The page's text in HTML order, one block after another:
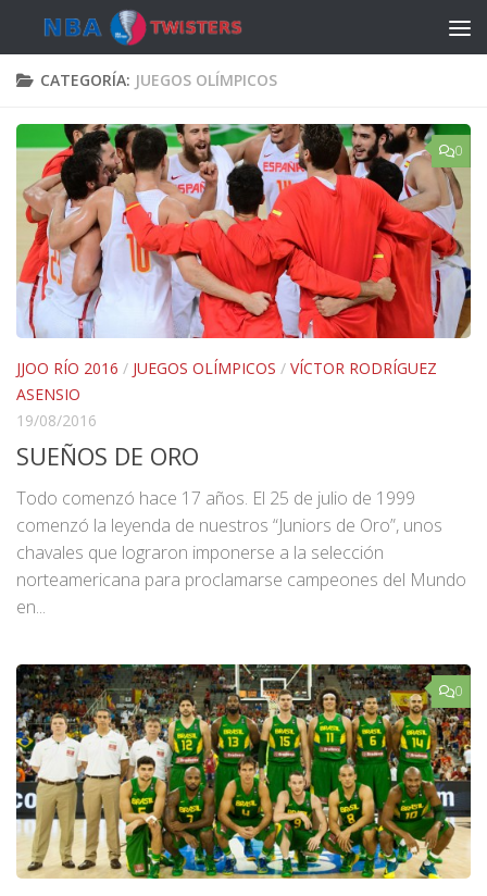
Saltar al contenido
CATEGORÍA: JUEGOS OLÍMPICOS
0
JJOO RÍO 2016 / JUEGOS OLÍMPICOS / VÍCTOR RODRÍGUEZ
ASENSIO
19/08/2016
SUEÑOS DE ORO
Todo comenzó hace 17 años. El 25 de julio de 1999
comenzó la leyenda de nuestros “Juniors de Oro”, unos
chavales que lograron imponerse a la selección
norteamericana para proclamarse campeones del Mundo
en...
0